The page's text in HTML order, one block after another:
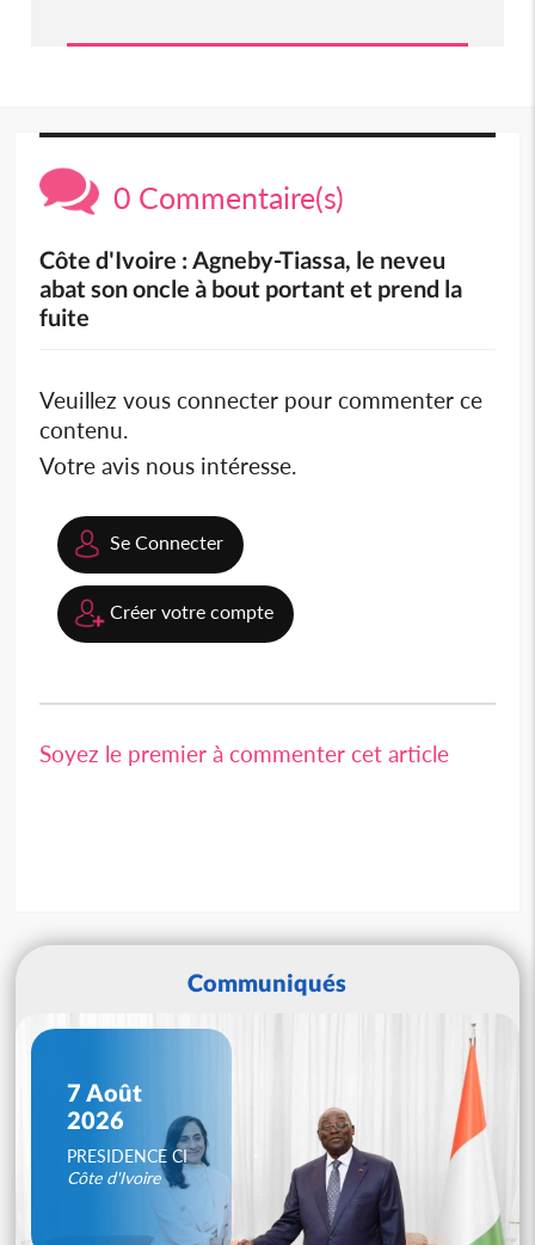
0 Commentaire(s)
Côte d'Ivoire : Agneby-Tiassa, le neveu
abat son oncle à bout portant et prend la
fuite
Veuillez vous connecter pour commenter ce
contenu.
Votre avis nous intéresse.
Se Connecter
Créer votre compte
Soyez le premier à commenter cet article
Communiqués
7 Août
2026
PRESIDENCE CI
Côte d'Ivoire